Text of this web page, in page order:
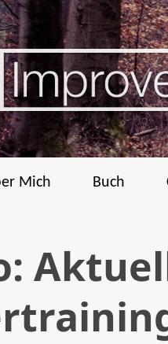
Mich Buch